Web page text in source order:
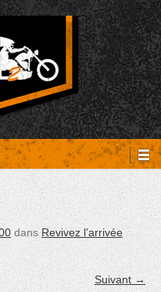
et custom, boutique, pièces
dansRevivez l’arrivée
Suivant →